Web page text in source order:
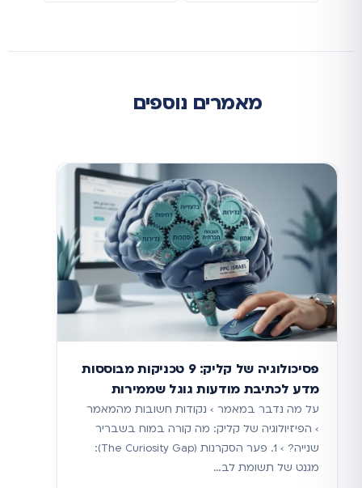
מאמרים נוספים
פסיכולוגיה של קליק: 9 טכניקות מבוססות
מדע לכתיבת מודעות גוגל שממירות
על מה נדבר במאמר › נקודות חשובות מהמאמר
› הפיזיולוגיה של קליק: מה קורה במוח בשבריר
שנייה? › 1. פער הסקרנות (The Curiosity Gap):
מגנט של תשומת לב…